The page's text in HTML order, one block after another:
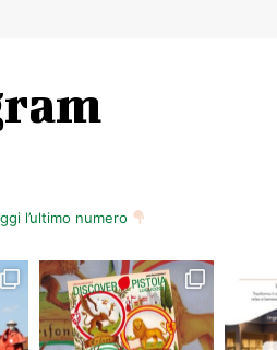
l’ultimo numero